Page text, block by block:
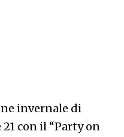
invernale di
con il “Party on